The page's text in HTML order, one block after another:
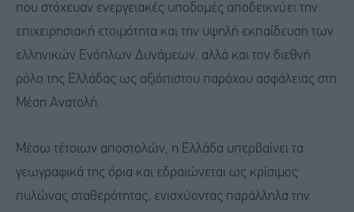
που στόχευαν ενεργειακές υποδομές αποδεικνύει την
επιχειρησιακή ετοιμότητα και την υψηλή εκπαίδευση των
ελληνικών Ενόπλων Δυνάμεων, αλλά και τον διεθνή
ρόλο της Ελλάδας ως αξιόπιστου παρόχου ασφάλειας στη
Μέση Ανατολή.
Μέσω τέτοιων αποστολών, η Ελλάδα υπερβαίνει τα
γεωγραφικά της όρια και εδραιώνεται ως κρίσιμος
πυλώνας σταθερότητας, ενισχύοντας παράλληλα την